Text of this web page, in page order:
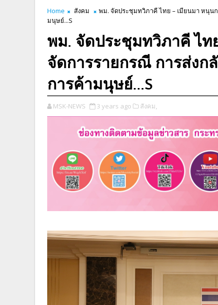
Home สังคม
พม. จัดประชุมทวิภาคี ไทย – เมียนมา หนุน
มนุษย์...S
พม. จัดประชุมทวิภาคี ไท
จัดการรายกรณี การส่งก
การค้ามนุษย์...S
MSK-NEWS 3 years ago สังคม,